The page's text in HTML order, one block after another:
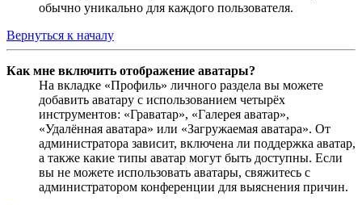
обычно уникально для каждого пользователя.
Вернуться к началу
Как мне включить отображение аватары?
На вкладке «Профиль» личного раздела вы можете
добавить аватару с использованием четырёх
инструментов: «Граватар», «Галерея аватар»,
«Удалённая аватара» или «Загружаемая аватара». От
администратора зависит, включена ли поддержка аватар,
а также какие типы аватар могут быть доступны. Если
вы не можете использовать аватары, свяжитесь с
администратором конференции для выяснения причин.